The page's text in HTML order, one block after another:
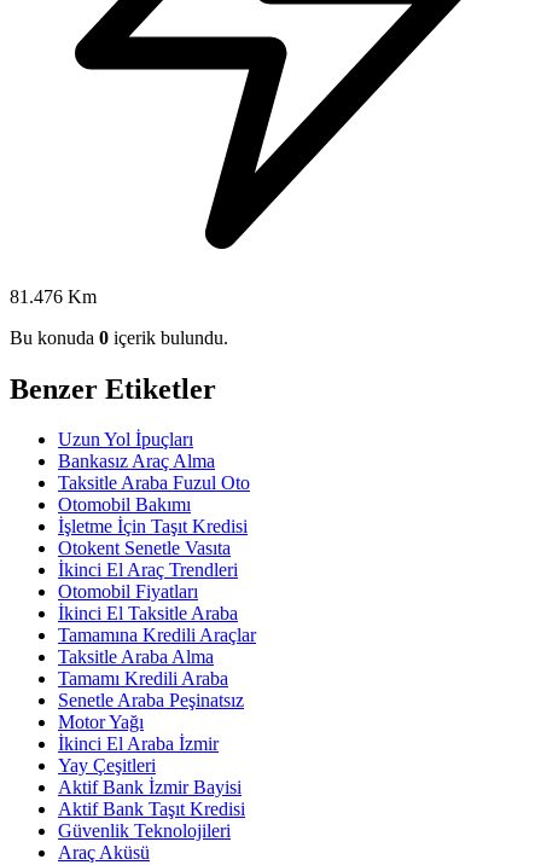
81.476 Km
Bu konuda 0 içerik bulundu.
Benzer Etiketler
Uzun Yol İpuçları
Bankasız Araç Alma
Taksitle Araba Fuzul Oto
Otomobil Bakımı
İşletme İçin Taşıt Kredisi
Otokent Senetle Vasıta
İkinci El Araç Trendleri
Otomobil Fiyatları
İkinci El Taksitle Araba
Tamamına Kredili Araçlar
Taksitle Araba Alma
Tamamı Kredili Araba
Senetle Araba Peşinatsız
Motor Yağı
İkinci El Araba İzmir
Yay Çeşitleri
Aktif Bank İzmir Bayisi
Aktif Bank Taşıt Kredisi
Güvenlik Teknolojileri
Araç Aküsü